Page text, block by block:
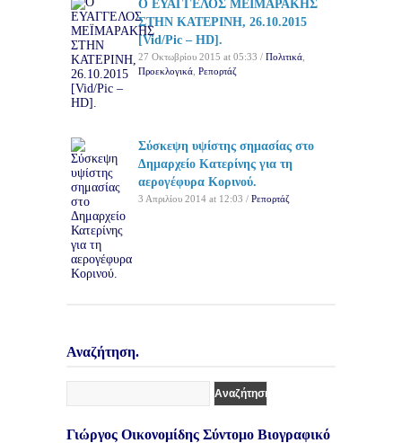
Ο ΕΥΑΓΓΕΛΟΣ ΜΕΪΜΑΡΑΚΗΣ
ΣΤΗΝ ΚΑΤΕΡΙΝΗ, 26.10.2015
[Vid/Pic – HD].
27 Οκτωβρίου 2015 at 05:33 / Πολιτικά
Προεκλογικά Ρεπορτάζ
Σύσκεψη υψίστης σημασίας στο
Δημαρχείο Κατερίνης για τη
αερογέφυρα Κορινού.
3 Απριλίου 2014 at 12:03 / Ρεπορτάζ
Αναζήτηση.
Γιώργος Οικονομίδης Σύντομο Βιογραφικό